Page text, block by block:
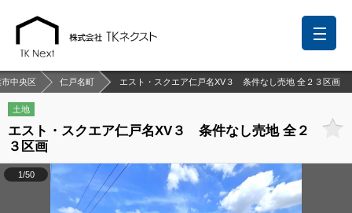
市中央区 仁戸名町 エスト・スクエア仁戸名XV３ 条件なし売地 全２３区画
土地
エスト・スクエア仁戸名XV３ 条件なし売地 全２
３区画
1/50
前回の履歴 検討リスト 保存した検索条件
中国語での対応も可能です
お問い合わせ